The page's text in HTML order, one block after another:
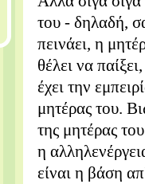
του - δηλαδή,
πεινάει, η
θέλει να
έχει την
μητέρας του.
της μητέρας
η
είναι η βάση